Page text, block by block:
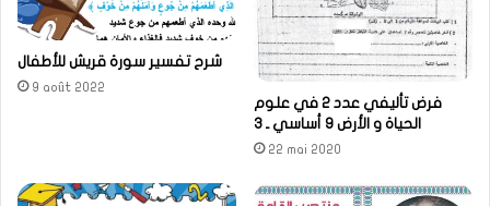
شرح تفسير سورة قريش للأطفال
9 août 2022
فرض تأليفي عدد 2 في علوم
الحياة و الأرض 9 أساسي ـ 3
22 mai 2020